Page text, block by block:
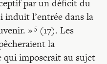
par un déficit du
l’entrée dans la
»5 (17). Les
la
imposerait au sujet